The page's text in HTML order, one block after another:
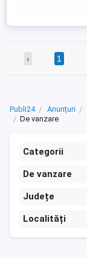
‹ 1
Publi24 Anunțuri
De vanzare
Categorii
De vanzare
Județe
Localități